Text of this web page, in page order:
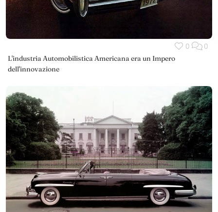
0 0
L'industria Automobilistica Americana era un Impero
dell'innovazione